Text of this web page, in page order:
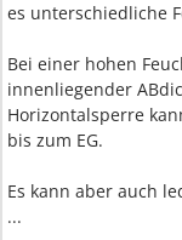
es unterschiedliche
Bei einer hohen
innenliegender
Horizontalsperre
bis zum EG.
Es kann aber auch
...